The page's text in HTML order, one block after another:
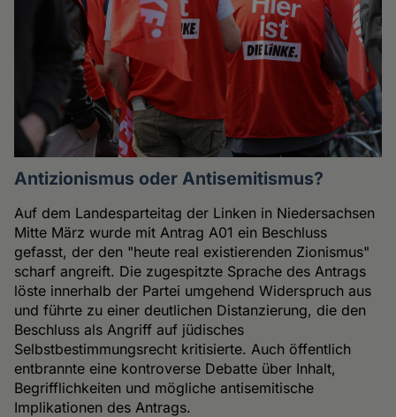
Antizionismus oder Antisemitismus?
Auf dem Landesparteitag der Linken in Niedersachsen
Mitte März wurde mit Antrag A01 ein Beschluss
gefasst, der den "heute real existierenden Zionismus"
scharf angreift. Die zugespitzte Sprache des Antrags
löste innerhalb der Partei umgehend Widerspruch aus
und führte zu einer deutlichen Distanzierung, die den
Beschluss als Angriff auf jüdisches
Selbstbestimmungsrecht kritisierte. Auch öffentlich
entbrannte eine kontroverse Debatte über Inhalt,
Begrifflichkeiten und mögliche antisemitische
Implikationen des Antrags.